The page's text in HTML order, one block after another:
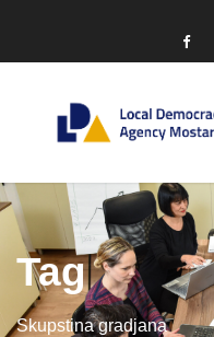
Tag
Skupstina gradjana